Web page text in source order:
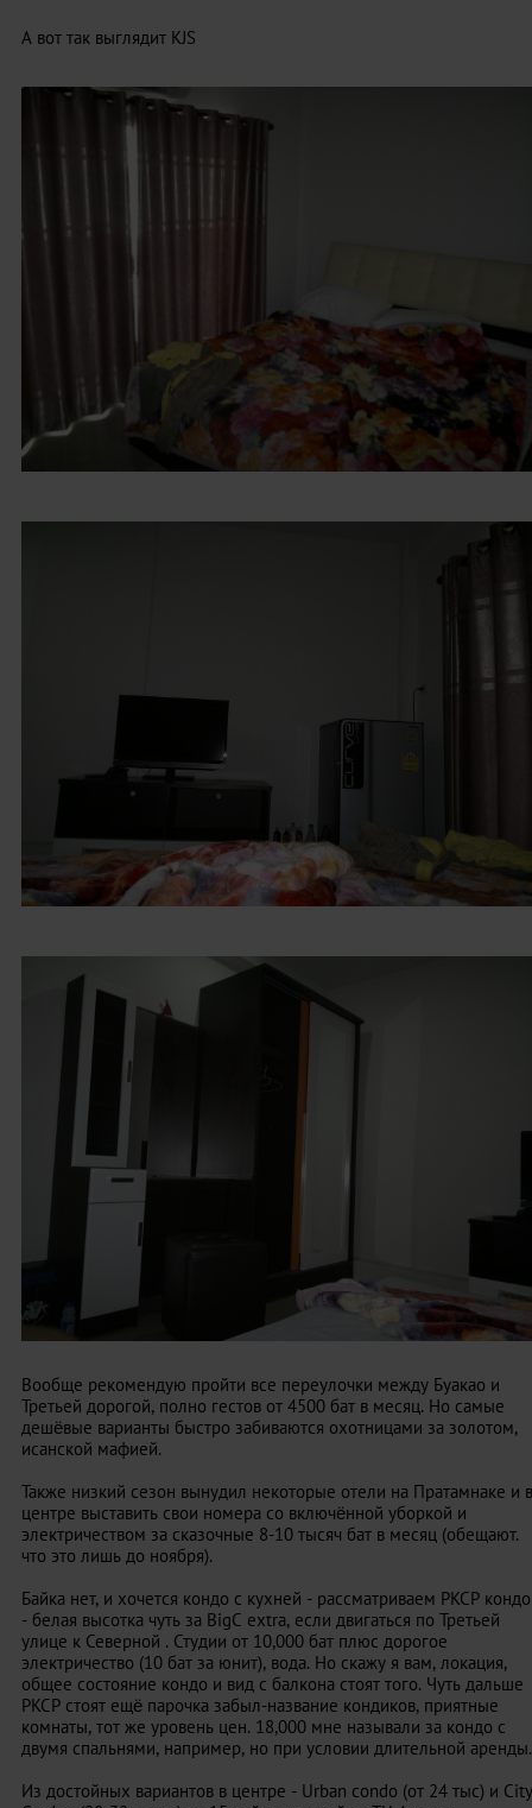
А вот так выглядит KJS
Вообще рекомендую пройти все переулочки между Буакао и
Третьей дорогой, полно гестов от 4500 бат в месяц. Но самые
дешёвые варианты быстро забиваются охотницами за золотом,
исанской мафией.
Также низкий сезон вынудил некоторые отели на Пратамнаке и в
центре выставить свои номера со включённой уборкой и
электричеством за сказочные 8-10 тысяч бат в месяц (обещают.
что это лишь до ноября).
Байка нет, и хочется кондо с кухней - рассматриваем PKCP кондо
- белая высотка чуть за BigC extra, если двигаться по Третьей
улице к Северной . Студии от 10,000 бат плюс дорогое
электричество (10 бат за юнит), вода. Но скажу я вам, локация,
общее состояние кондо и вид с балкона стоят того. Чуть дальше
PKCP стоят ещё парочка забыл-название кондиков, приятные
комнаты, тот же уровень цен. 18,000 мне называли за кондо с
двумя спальнями, например, но при условии длительной аренды.
Из достойных вариантов в центре - Urban condo (от 24 тыс) и City